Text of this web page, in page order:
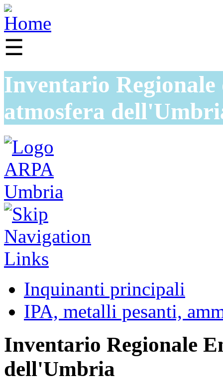
☰
Inventario
atmosfera
Inquinanti principali
IPA, metalli pesanti,
Inventario Regionale
dell'Umbria